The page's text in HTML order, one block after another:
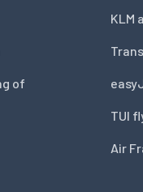
of
KLM
TUI
Air